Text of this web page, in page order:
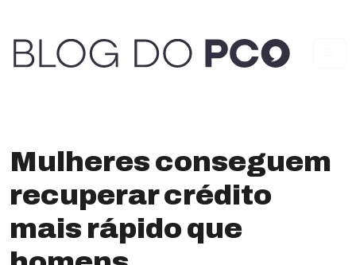
Mulheres conseguem
recuperar crédito
mais rápido que